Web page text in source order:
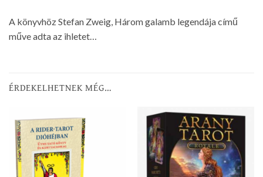
A könyvhöz Stefan Zweig, Három galamb legendája című
műve adta az ihletet…
ÉRDEKELHETNEK MÉG…